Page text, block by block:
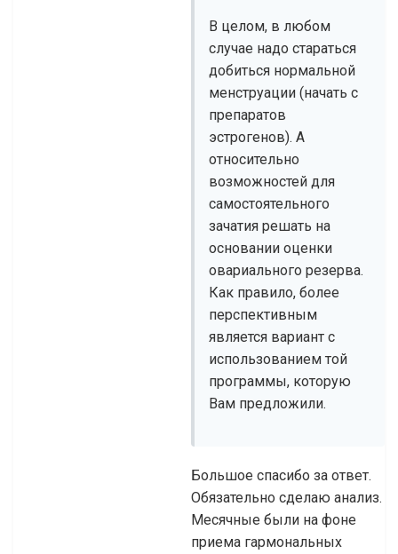
В целом, в любом
случае надо стараться
добиться нормальной
менструации (начать с
препаратов
эстрогенов). А
относительно
возможностей для
самостоятельного
зачатия решать на
основании оценки
овариального резерва.
Как правило, более
перспективным
является вариант с
использованием той
программы, которую
Вам предложили.
Большое спасибо за ответ.
Обязательно сделаю анализ.
Месячные были на фоне
приема гармональных